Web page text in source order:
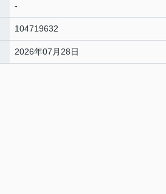
-
104719632
2026年07月28日